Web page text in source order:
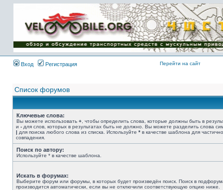
Имя пользователя:
Пароль:
{ LOG_ME_IN_SHORT
}
Вход
Регистрация Перейти на сайт
Список форумов
Ключевые слова:
Вы можете использовать + , чтобы определить слова, которые должны быть в
и - для слов, которых в результатах быть не должно. Вы можете разделить слова
| для поиска любого слова из списка. Используйте * в качестве шаблона для
совпадения.
Поиск по автору:
Используйте * в качестве шаблона.
Искать в форумах:
Выберите форум или форумы, в которых будет произведён поиск. Поиск в
производится автоматически, если вы не отключили соответствующую опцию ниже.